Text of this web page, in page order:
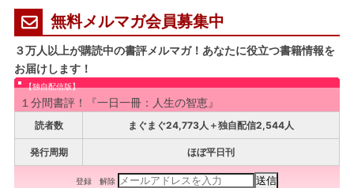
無料メルマガ会員募集中
３万人以上が購読中の書評メルマガ！あなたに役立つ書籍情報を
お届けします！
【独自配信版】
１分間書評！『一日一冊：人生の智恵』
読者数 まぐまぐ24,773人＋独自配信2,544人
発行周期 ほぼ平日刊
登録 解除